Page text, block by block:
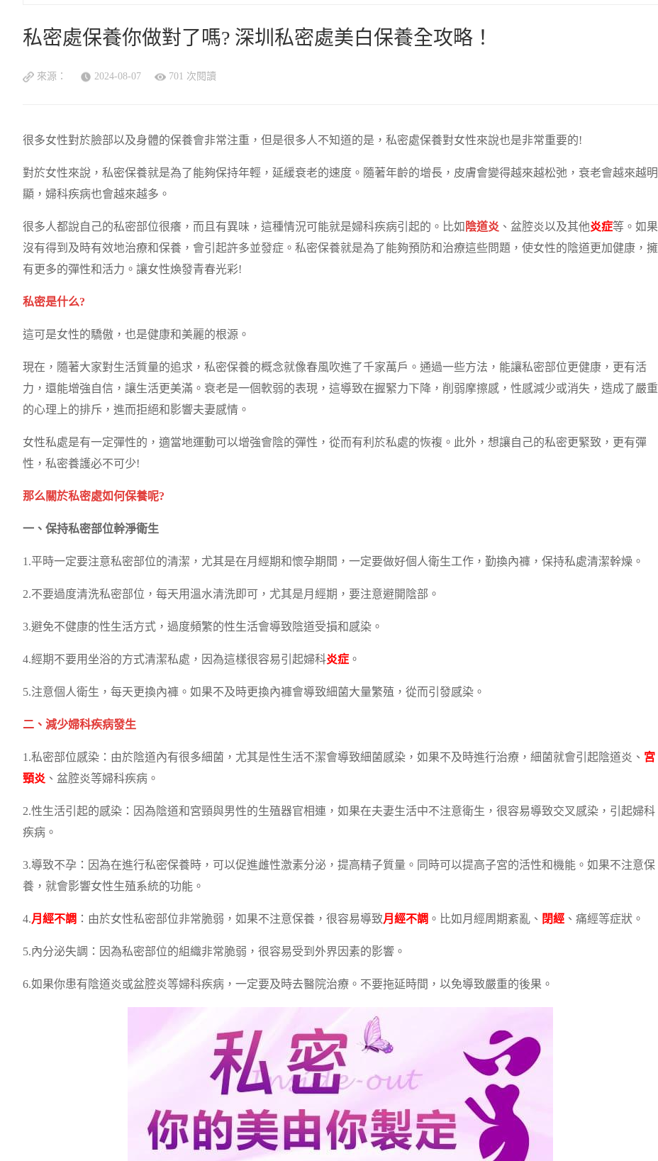
私密處保養你做對了嗎? 深圳私密處美白保養全攻略！
來源： 2024-08-07 701 次閱讀
很多女性對於臉部以及身體的保養會非常注重，但是很多人不知道的是，私密處保養對女性來說也是非常重要的!
對於女性來說，私密保養就是為了能夠保持年輕，延緩衰老的速度。隨著年齡的增長，皮膚會變得越來越松弛，衰老會越來越明
顯，婦科疾病也會越來越多。
很多人都說自己的私密部位很癢，而且有異味，這種情況可能就是婦科疾病引起的。比如 陰道炎 、盆腔炎以及其他炎症等。如果
沒有得到及時有效地治療和保養，會引起許多並發症。私密保養就是為了能夠預防和治療這些問題，使女性的陰道更加健康，擁
有更多的彈性和活力。讓女性煥發青春光彩!
私密是什么?
這可是女性的驕傲，也是健康和美麗的根源。
現在，隨著大家對生活質量的追求，私密保養的概念就像春風吹進了千家萬戶。通過一些方法，能讓私密部位更健康，更有活
力，還能增強自信，讓生活更美滿。衰老是一個軟弱的表現，這導致在握緊力下降，削弱摩擦感，性感減少或消失，造成了嚴重
的心理上的排斥，進而拒絕和影響夫妻感情。
女性私處是有一定彈性的，適當地運動可以增強會陰的彈性，從而有利於私處的恢複。此外，想讓自己的私密更緊致，更有彈
性，私密養護必不可少!
那么關於私密處如何保養呢?
一、保持私密部位幹淨衛生
1.平時一定要注意私密部位的清潔，尤其是在月經期和懷孕期間，一定要做好個人衛生工作，勤換內褲，保持私處清潔幹燥。
2.不要過度清洗私密部位，每天用溫水清洗即可，尤其是月經期，要注意避開陰部。
3.避免不健康的性生活方式，過度頻繁的性生活會導致陰道受損和感染。
4.經期不要用坐浴的方式清潔私處，因為這樣很容易引起婦科炎症 。
5.注意個人衛生，每天更換內褲。如果不及時更換內褲會導致細菌大量繁殖，從而引發感染。
二、減少婦科疾病發生
1.私密部位感染：由於陰道內有很多細菌，尤其是性生活不潔會導致細菌感染，如果不及時進行治療，細菌就會引起陰道炎、 宮
頸炎 、盆腔炎等婦科疾病。
2.性生活引起的感染：因為陰道和宮頸與男性的生殖器官相連，如果在夫妻生活中不注意衛生，很容易導致交叉感染，引起婦科
疾病。
3.導致不孕：因為在進行私密保養時，可以促進雌性激素分泌，提高精子質量。同時可以提高子宮的活性和機能。如果不注意保
養，就會影響女性生殖系統的功能。
4.月經不調 ：由於女性私密部位非常脆弱，如果不注意保養，很容易導致月經不調 。比如月經周期紊亂、 閉經 、痛經等症狀。
5.內分泌失調：因為私密部位的組織非常脆弱，很容易受到外界因素的影響。
6.如果你患有陰道炎或盆腔炎等婦科疾病，一定要及時去醫院治療。不要拖延時間，以免導致嚴重的後果。